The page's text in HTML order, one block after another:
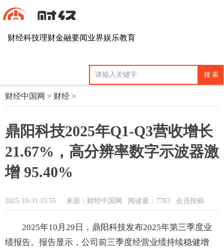
财经科技理财金融要闻业界娱乐教育
财经中国网 > 财经 >
鼎阳科技2025年Q1-Q3营收增长
21.67%，高分辨率数字示波器激
增 95.40%
2025-10-31 15:55 来源：财经中国网 阅读量：7783 会员投稿
2025年10月29日，鼎阳科技发布2025年第三季度业
绩报告。报告显示，公司前三季度经营业绩持续稳健增